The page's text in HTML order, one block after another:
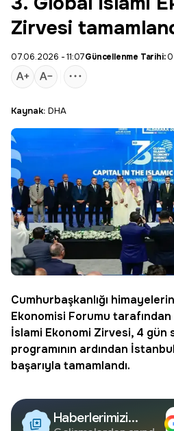
Zirvesi
07.06.2026 - 11:07Güncellenme Tarihi:
Kaynak: DHA
Cumhurbaşkanlığı
Ekonomisi Forumu
İslami Ekonomi Zirvesi, 4 gün
programının ardından
başarıyla tamamlandı.
Haberlerimizi